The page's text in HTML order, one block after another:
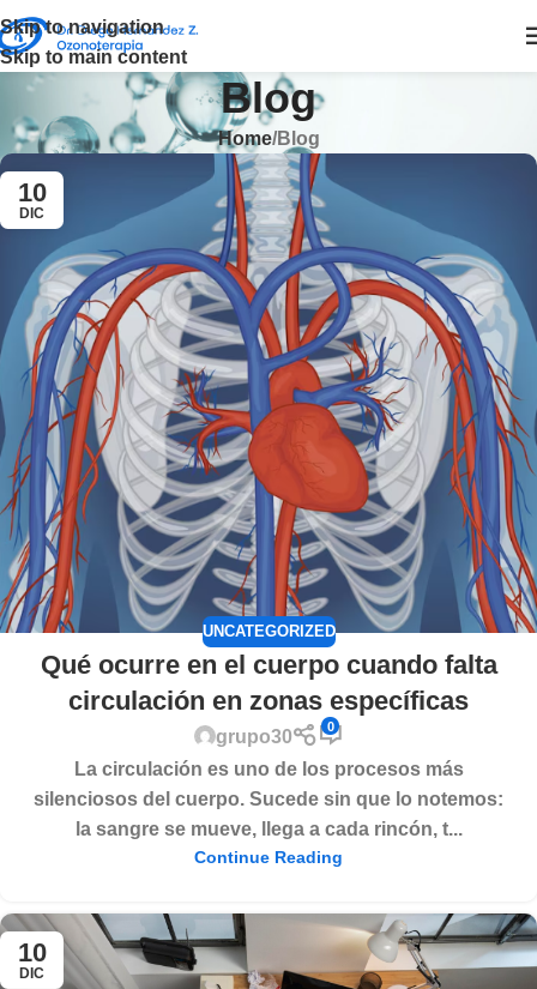
Skip to navigation
Skip to main content
Blog
Home Blog
10
DIC
UNCATEGORIZED
Qué ocurre en el cuerpo cuando falta
circulación en zonas específicas
grupo30
0
La circulación es uno de los procesos más
silenciosos del cuerpo. Sucede sin que lo notemos:
la sangre se mueve, llega a cada rincón, t...
Continue Reading
10
DIC